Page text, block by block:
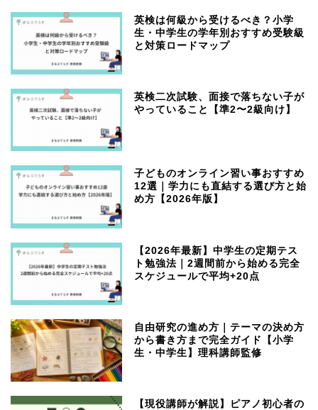
英検は何級から受けるべき？小学
生・中学生の学年別おすすめ受験級
と対策ロードマップ
英検二次試験、面接で落ちない子が
やっていること【準2〜2級向け】
子どものオンライン習い事おすすめ
12選｜学力にも直結する選び方と始
め方【2026年版】
【2026年最新】中学生の定期テス
ト勉強法｜2週間前から始める完全
スケジュールで平均+20点
自由研究の進め方｜テーマの決め方
から書き方まで完全ガイド【小学
生・中学生】理科講師監修
【現役講師が解説】ピアノ初心者の